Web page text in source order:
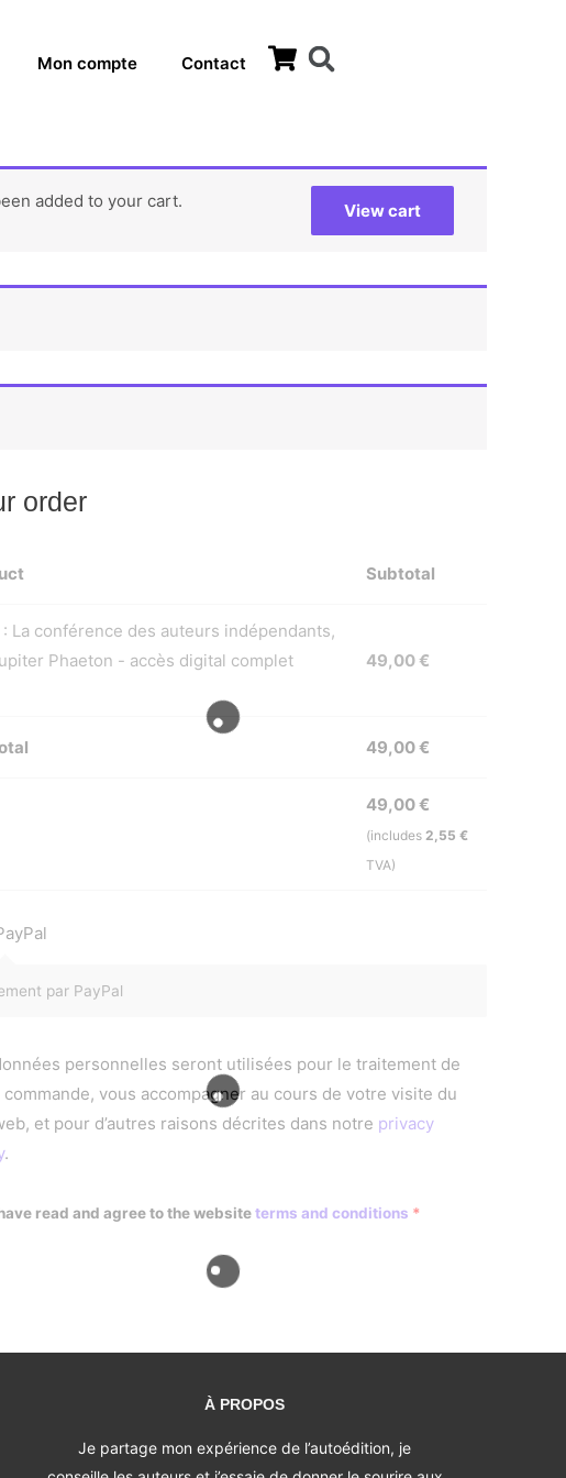
Mon compte Contact
View cart
added to your cart.
order
Subtotal
La conférence des auteurs indépendants,
Phaeton - accès digital complet
49,00€
49,00€
49,00€
(includes 2,55 €
TVA)
par PayPal
personnelles seront utilisées pour le traitement de
vous accompagner au cours de votre visite du
et pour d’autres raisons décrites dans notre privacy
.
read and agree to the websiteterms and conditions *
À PROPOS
Je partage mon expérience de l’autoédition, je